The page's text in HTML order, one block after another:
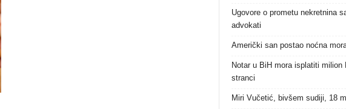
Ugovore o prometu nekretnina
advokati
Američki san postao noćna
Notar u BiH mora isplatiti milion
stranci
Miri Vučetić, bivšem sudiji, 18